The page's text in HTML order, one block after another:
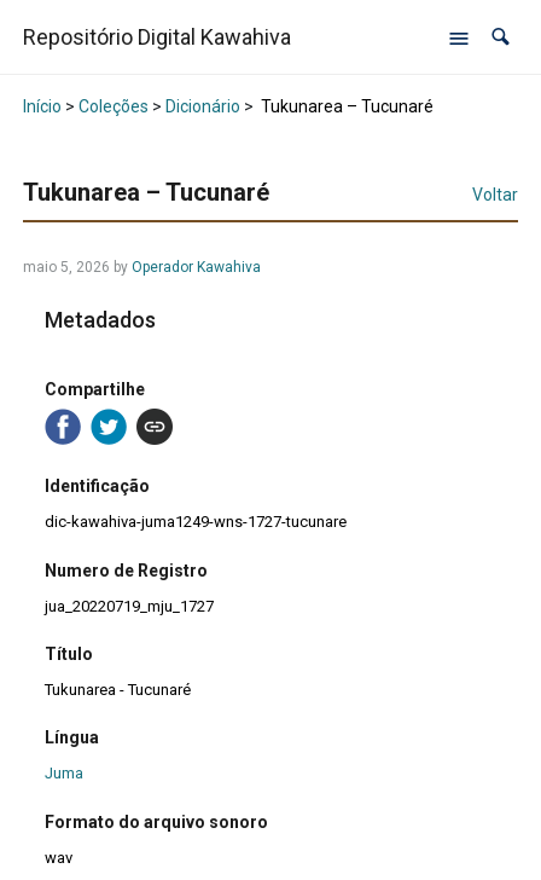
Repositório Digital Kawahiva
Início > Coleções > Dicionário > Tukunarea – Tucunaré
Tukunarea – Tucunaré Voltar
maio 5, 2026 by Operador Kawahiva
Metadados
Compartilhe
Identificação
dic-kawahiva-juma1249-wns-1727-tucunare
Numero de Registro
jua_20220719_mju_1727
Título
Tukunarea - Tucunaré
Língua
Juma
Formato do arquivo sonoro
wav